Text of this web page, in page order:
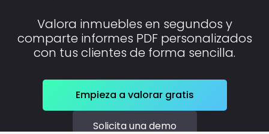
Valora inmuebles en segundos y
comparte informes PDF personalizados
con tus clientes de forma sencilla.
Empieza a valorar gratis
Solicita una demo